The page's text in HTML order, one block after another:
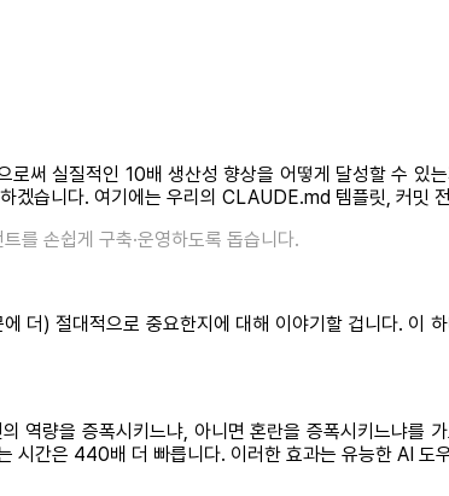
써 실질적인 10배 생산성 향상을 어떻게 달성할 수
겠습니다. 여기에는 우리의 CLAUDE.md 템플릿, 커밋
를 손쉽게 구축·운영하도록 돕습니다.
더) 절대적으로 중요한지에 대해 이야기할 겁니다. 이
역량을 증폭시키느냐, 아니면 혼란을 증폭시키느냐를
간은 440배 더 빠릅니다. 이러한 효과는 유능한 AI 도